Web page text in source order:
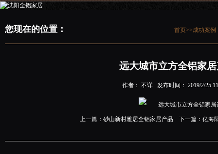
您现在的位置： 首页>>成功案例
远大城市立方全铝家
作者： 不详 发布时间： 2019/2/25
上一篇： 砂山新村雅居全铝家居产品 下一篇： 亿海